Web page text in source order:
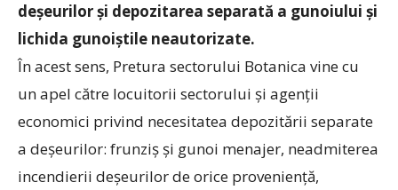
deșeurilor și depozitarea separată a gunoiului și
lichida gunoiștile neautorizate.
În acest sens, Pretura sectorului Botanica vine cu
un apel către locuitorii sectorului și agenții
economici privind necesitatea depozitării separate
a deșeurilor: frunziș și gunoi menajer, neadmiterea
incendierii deșeurilor de orice proveniență,